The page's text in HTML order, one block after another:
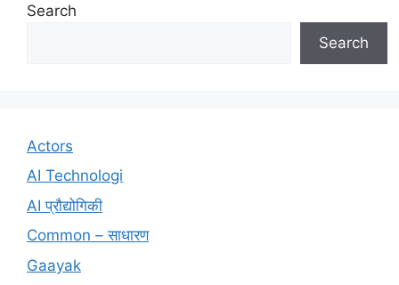
Search
Search
Actors
AI Technologi
AI प्रौद्योगिकी
Common – साधारण
Gaayak